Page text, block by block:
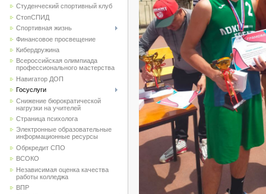
Студенческий спортивный клуб
CтопСПИД
Спортивная жизнь
Финансовое просвещение
Кибердружина
Всероссийская олимпиада
профессионального мастерства
Навигатор ДОП
Госуслуги
Снижение бюрократической
нагрузки на учителей
Страница психолога
Электронные образовательные
информационные ресурсы
Обркредит СПО
ВСОКО
Независимая оценка качества
работы колледжа
ВПР